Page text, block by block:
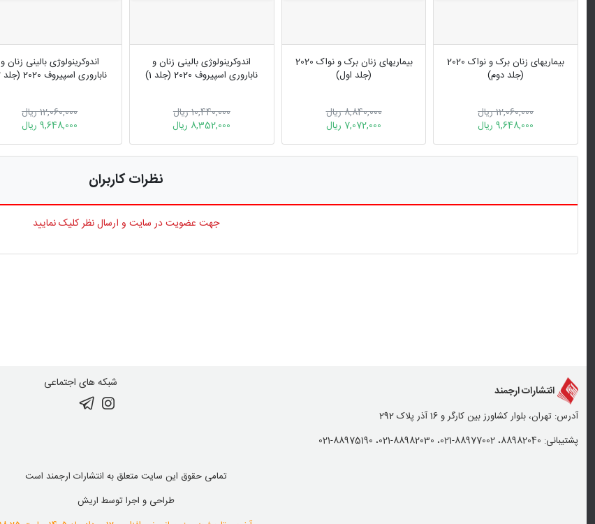
بیماریهای زنان برک و نواک 2020
(جلد دوم)
12,060,000 ریال
9,648,000 ریال
بیماریهای زنان برک و نواک 2020
(جلد اول)
8,840,000 ریال
7,072,000 ریال
اندوکرینولوژی بالینی زنان و
ناباروری اسپیروف 2020 (جلد 1)
10,440,000 ریال
8,352,000 ریال
اندوکرینولوژی بالینی زنان و
ناباروری اسپیروف 2020 (جلد 2)
12,060,000 ریال
9,648,000 ریال
نظرات کاربران
جهت عضویت در سایت و ارسال نظر کلیک نمایید
انتشارات ارجمند
آدرس: تهران، بلوار کشاورز بین کارگر و 16 آذر پلاک 292
پشتیبانی: 88982040، 88977002-021، 88982030-021، 88975190-021
شبکه های اجتماعی
تمامی حقوق این سایت متعلق به انتشارات ارجمند است
طراحی و اجرا توسط اریش